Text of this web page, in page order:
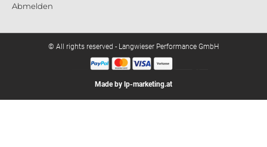
Abmelden
© All rights reserved - Langwieser Performance GmbH
Made by lp-marketing.at